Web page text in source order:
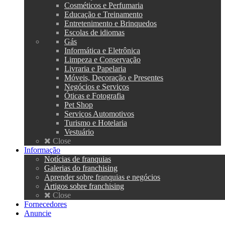
Cosméticos e Perfumaria
Educação e Treinamento
Entretenimento e Brinquedos
Escolas de idiomas
Gás
Informática e Eletrônica
Limpeza e Conservação
Livraria e Papelaria
Móveis, Decoração e Presentes
Negócios e Serviços
Óticas e Fotografia
Pet Shop
Serviços Automotivos
Turismo e Hotelaria
Vestuário
Close
Informação
Notícias de franquias
Galerias do franchising
Aprender sobre franquias e negócios
Artigos sobre franchising
Close
Fornecedores
Anuncie